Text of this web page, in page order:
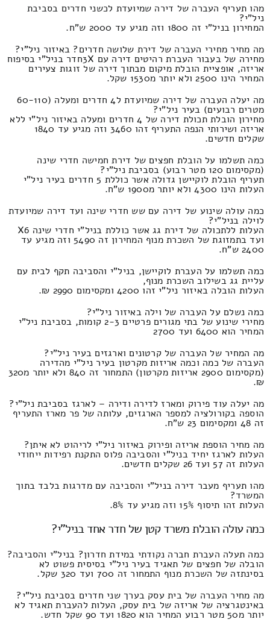
מהו תעריף העברה של דירה שמיועדת לכשני חדרים בסביבת
ניל"י?
המחירון בניל"י זה 1800 וזה מגיע עד 2000 ש"ח.
מה מחיר מחירי העברה של דירת שלושה חדרים? באיזור ניל"י?
מחירה של בעבור העברת רהיטים דירה עם 3Xחדר בניל"י בסיפוח
אריזה, אופציית הובלת מיקום מבתוך דירה של זוגות צעירים
המחיר הינו 2500 ולא יותר מ1530 שקל.
מה יעלה העברה של דירה שמיועדת ל4 חדרים ומעלה (60-110
מטרים רבועים) בעיר ניל"י?
מחירון הובלת תכולת דירה של 4 חדרים ומעלה באיזור ניל"י ללא
אריזה ושירותי הנפה התעריף זהו 3460 וזה מגיע עד 1840
שקלים חדשים.
כמה תשלמו על הובלת חפצים של דירת חמישה חדרי שינה
(מקסימום 120 מטר רבוע) בסביבת ניל"י?
תעריף הובלת לוקיישן גדולה אשר כוללת 5 חדרים בעיר ניל"י
העלות הינו 4300 ולא יותר מ1900 ש"ח.
כמה עולה שינוע של דירה עם שש חדרי שינה ועד דירה שמיועדת
לוילה בניל"י?
העלות ללתכולה של דירת גג אשר כוללת בניל"י חדרי שינה X6
ועד בתמזוגת של השכרת מנוף המחירון זה 5490 וזה מגיע עד
2400 ש"ח.
כמה תשלמו על העברת לוקיישן, בניל"י והסביבה תקף לבית עם
עליית גג בשילוב השכרת מנוף,
העלות הובלה באיזור ניל"י זהו 4200 ומקסימום 2990 ₪.
כמה נשלם על העברה של וילה באיזור ניל"י?
מחירי שינוע של בתי מגורים פרטיים 2-3 קומות, בסביבת ניל"י
המחיר הוא 6400 ועד 2700
מה המחיר של העברה של קרטונים וארגזים בעיר ניל"י?
העברה של כמה וכמה אריזות מקרטון בעיר ניל"י מהדירה
(מקסימום 2900 אריזות מקרטון) התמחור זה 840 ולא יותר מ320
₪.
מה יעלה עוד פירוק ומארז לדירה ודירה – לארגז בסביבת ניל"י?
הוספה בקורולציה למספר הארגזים, עלותה של פר מארז התעריף
זה 48 ומקסימום 23 ש"ח.
מה מחיר הוספת אריזה ופירוק באיזור ניל"י לריהוט לא איתן?
העלות לארגז יחיד בניל"י והסביבה פלוס התקנת רפידות ייחודי
העלות זה 57 ועד 26 שקלים חדשים.
מהו תעריף מעבר דירה בניל"י והסביבה עם מדרגות בלבד בתוך
המשרד?
העלות זהו תיסוף 15% וזה מגיע עד 8%.
כמה עולה הובלת משרד קטן של חדר אחד בניל"י?
כמה תעלה העברת חברה נקודתי במידת חדרון? בניל"י והסביבה?
הובלה של חפצים של תאגיד בעיר ניל"י בסיסית פשוט לא
בסינתזה של השכרת מנוף התמחור זה 700 ועד 320 שקל.
מה מחיר העברה של בית עסק בערך שני חדרים בסביבת ניל"י?
באינטגרציה של אריזה של בית עסק, העלות להעברת תאגיד לא
יותר מ50 מטר רבוע המחיר הוא 1820 ועד 90 שקל חדש.